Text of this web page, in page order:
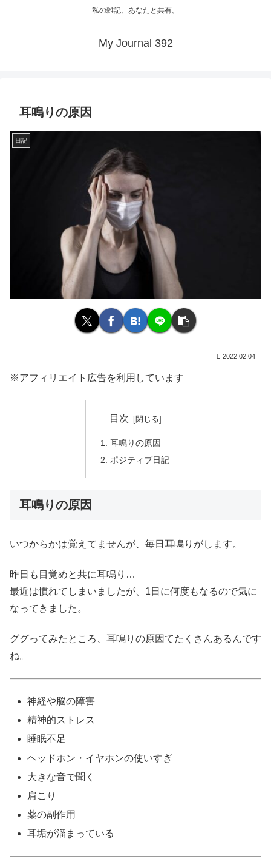
私の雑記、あなたと共有。
My Journal 392
耳鳴りの原因
日記
2022.02.04
※アフィリエイト広告を利用しています
目次
耳鳴りの原因
ポジティブ日記
耳鳴りの原因
いつからかは覚えてませんが、毎日耳鳴りがします。
昨日も目覚めと共に耳鳴り…
最近は慣れてしまいましたが、1日に何度もなるので気に
なってきました。
ググってみたところ、耳鳴りの原因てたくさんあるんです
ね。
神経や脳の障害
精神的ストレス
睡眠不足
ヘッドホン・イヤホンの使いすぎ
大きな音で聞く
肩こり
薬の副作用
耳垢が溜まっている